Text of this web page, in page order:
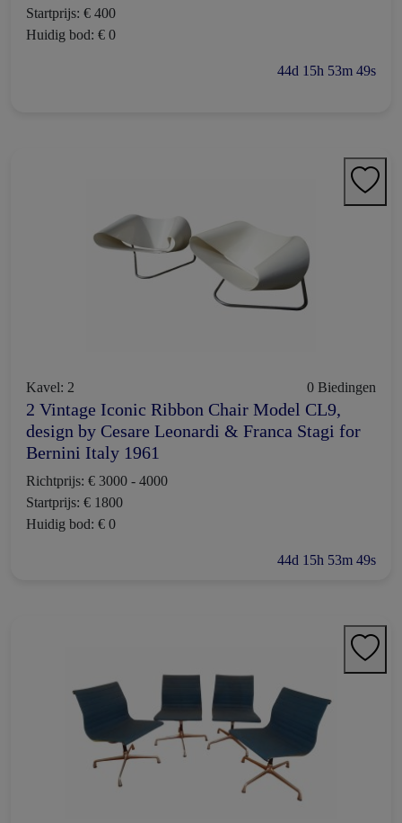
Startprijs: € 400
Huidig bod: € 0
44d 15h 53m 48s
Kavel: 2 0 Biedingen
2 Vintage Iconic Ribbon Chair Model CL9,
design by Cesare Leonardi & Franca Stagi for
Bernini Italy 1961
Richtprijs: € 3000 - 4000
Startprijs: € 1800
Huidig bod: € 0
44d 15h 53m 48s